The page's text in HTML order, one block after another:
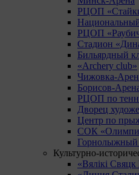
РЦОП
РЦОП
Стадион
Бильярдный
«Archery club»
Чижовка-
Борисов-
РЦОП по
Дворец
Центр по
СОК
Горнолыжный
Культурно-
«Вялікі Свяцк